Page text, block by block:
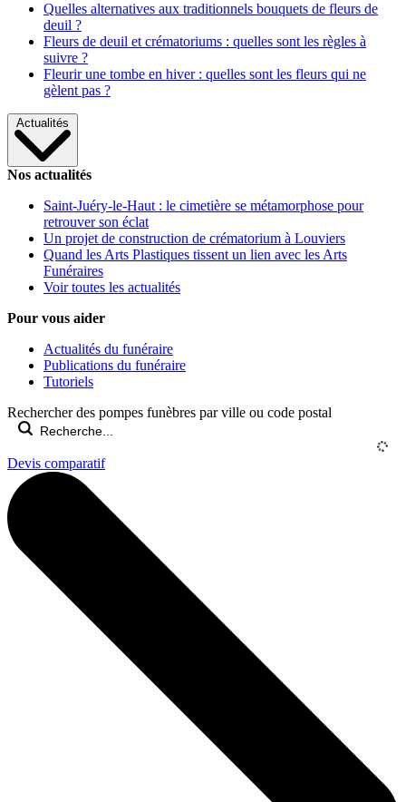
Quelles alternatives aux traditionnels bouquets de fleurs de
deuil ?
Fleurs de deuil et crématoriums : quelles sont les règles à
suivre ?
Fleurir une tombe en hiver : quelles sont les fleurs qui ne
gèlent pas ?
Actualités
Nos actualités
Saint-Juéry-le-Haut : le cimetière se métamorphose pour
retrouver son éclat
Un projet de construction de crématorium à Louviers
Quand les Arts Plastiques tissent un lien avec les Arts
Funéraires
Voir toutes les actualités
Pour vous aider
Actualités du funéraire
Publications du funéraire
Tutoriels
Rechercher des pompes funèbres par ville ou code postal
Devis comparatif